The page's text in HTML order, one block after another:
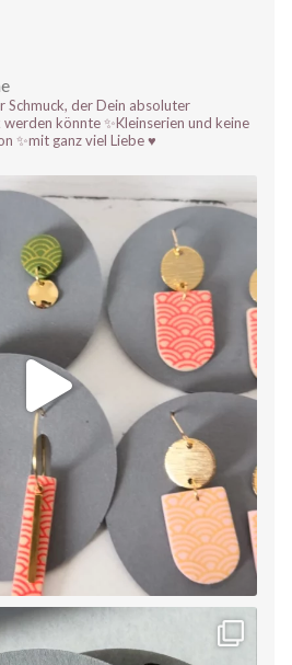
Schmuck, der Dein absoluter
werden könnte✨Kleinserien und keine
✨mit ganz viel Liebe ♥️